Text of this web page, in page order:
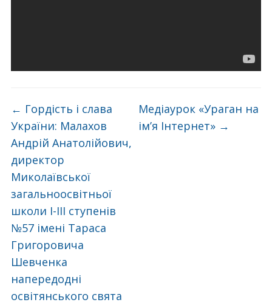
← Гордість і слава
України: Малахов
Андрій Анатолійович,
директор
Миколаївської
загальноосвітньої
школи І-ІІІ ступенів
№57 імені Тараса
Григоровича
Шевченка
напередодні
освітянського свята
Медіаурок «Ураган на
ім’я Інтернет» →